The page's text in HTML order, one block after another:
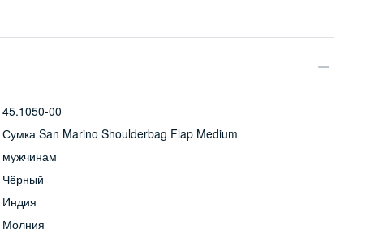
45.1050-00
Сумка San Marino Shoulderbag Flap Medium
мужчинам
Чёрный
Индия
Молния